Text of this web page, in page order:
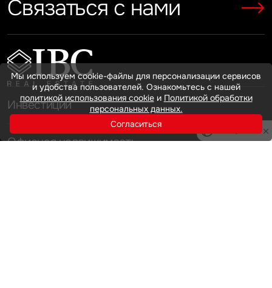
Показать больше
Показать больше
Связаться с нами
Инвестиции
Офисная недвижимость
Мы используем cookie-файлы для персонализации сервисов
и удобства пользователей. Ознакомьтесь с нашей
политикой использования cookieи Политикой обработки
персональных данных.
Согласиться